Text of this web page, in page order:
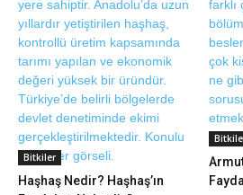
Bitkiler
Haşhaş Nedir? Haşhaş’ın